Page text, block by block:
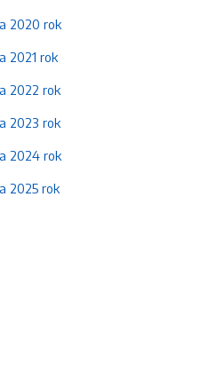
2020 rok
2021 rok
2022 rok
2023 rok
2024 rok
2025 rok